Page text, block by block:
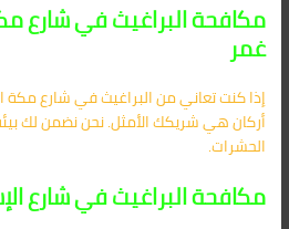
مكافحة البراغيث في شارع
غمر
إذا كنت تعاني من البراغيث في شارع
أركان هي شريكك الأمثل. نحن نضمن لك
الحشرات.
مكافحة البراغيث في شارع